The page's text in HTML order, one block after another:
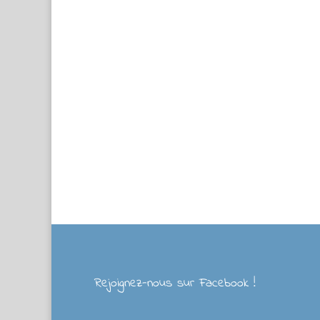
Rejoignez-nous sur Facebook !